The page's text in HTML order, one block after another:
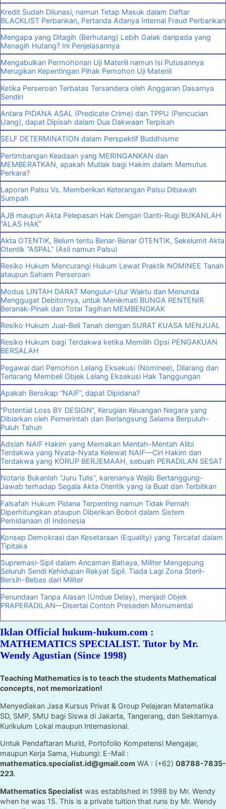
Kredit Sudah Dilunasi, namun Tetap Masuk dalam Daftar
BLACKLIST Perbankan, Pertanda Adanya Internal Fraud Perbankan
Mengapa yang Ditagih (Berhutang) Lebih Galak daripada yang
Menagih Hutang? Ini Penjelasannya
Mengabulkan Permohonan Uji Materiil namun Isi Putusannya
Merugikan Kepentingan Pihak Pemohon Uji Materiil
Ketika Perseroan Terbatas Tersandera oleh Anggaran Dasarnya
Sendiri
Antara PIDANA ASAL (Predicate Crime) dan TPPU (Pencucian
Uang), dapat Dipisah dalam Dua Dakwaan Terpisah
SELF DETERMINATION dalam Perspektif Buddhisme
Pertimbangan Keadaan yang MERINGANKAN dan
MEMBERATKAN, apakah Mutlak bagi Hakim dalam Memutus
Perkara?
Laporan Palsu Vs. Memberikan Keterangan Palsu Dibawah
Sumpah
AJB maupun Akta Pelepasan Hak Dengan Ganti-Rugi BUKANLAH
“ALAS HAK”
Akta OTENTIK, Belum tentu Benar-Benar OTENTIK, Sekelumit Akta
Otentik “ASPAL” (Asli namun Palsu)
Resiko Hukum Mencurangi Hukum Lewat Praktik NOMINEE Tanah
ataupun Saham Perseroan
Modus LINTAH DARAT Mengulur-Ulur Waktu dan Menunda
Menggugat Debitornya, untuk Menikmati BUNGA RENTENIR
Beranak-Pinak dan Total Tagihan MEMBENGKAK
Resiko Hukum Jual-Beli Tanah dengan SURAT KUASA MENJUAL
Resiko Hukum bagi Terdakwa ketika Memilih Opsi PENGAKUAN
BERSALAH
Pegawai dari Pemohon Lelang Eksekusi (Nominee), Dilarang dan
Terlarang Membeli Objek Lelang Eksekusi Hak Tanggungan
Apakah Bersikap “NAIF”, dapat Dipidana?
“Potential Loss BY DESIGN”, Kerugian Keuangan Negara yang
Dibiarkan oleh Pemerintah dan Berlangsung Selama Berpuluh-
Puluh Tahun
Adslah NAIF Hakim yang Memakan Mentah-Mentah Alibi
Terdakwa yang Nyata-Nyata Kelewat NAIF—Ciri Hakim dan
Terdakwa yang KORUP BERJEMAAH, sebuah PERADILAN SESAT
Notaris Bukanlah “Juru Tulis”, karenanya Wajib Bertanggung-
Jawab terhadap Segala Akta Otentik yang Ia Buat dan Terbitkan
Falsafah Hukum Pidana Terpenting namun Tidak Pernah
Diperhitungkan ataupun Diberikan Bobot dalam Sistem
Pemidanaan dI Indonesia
Konsep Demokrasi dan Kesetaraan (Equality) yang Tercatat dalam
Tipitaka
Supremasi-Sipil dalam Ancaman Bahaya, Militer Mengepung
Seluruh Sendi Kehidupan Rakyat Sipil. Tiada Lagi Zona Steril-
Bersih-Bebas dari Militer
Penundaan Tanpa Alasan (Undue Delay), menjadi Objek
PRAPERADILAN—Disertai Contoh Preseden Monumental
Iklan Official hukum-hukum.com :
MATHEMATICS SPECIALIST. Tutor by Mr.
Wendy Agustian (Since 1998)
Teaching Mathematics is to teach the students Mathematical
concepts, not memorization!
Menyediakan Jasa Kursus Privat & Group Pelajaran Matematika
SD, SMP, SMU bagi Siswa di Jakarta, Tangerang, dan Sekitarnya.
Kurikulum Lokal maupun Internasional.
Untuk Pendaftaran Murid, Portofolio Kompetensi Mengajar,
maupun Kerja Sama, Hubungi: E-Mail :
mathematics.specialist.id@gmail.com WA : (+62) 08788-7835-
223.
Mathematics Specialist was established in 1998 by Mr. Wendy
when he was 15. This is a private tuition that runs by Mr. Wendy